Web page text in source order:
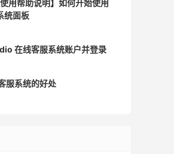
用帮助说明】如何开始使用
统面板
在线客服系统账户并登录
服系统的好处